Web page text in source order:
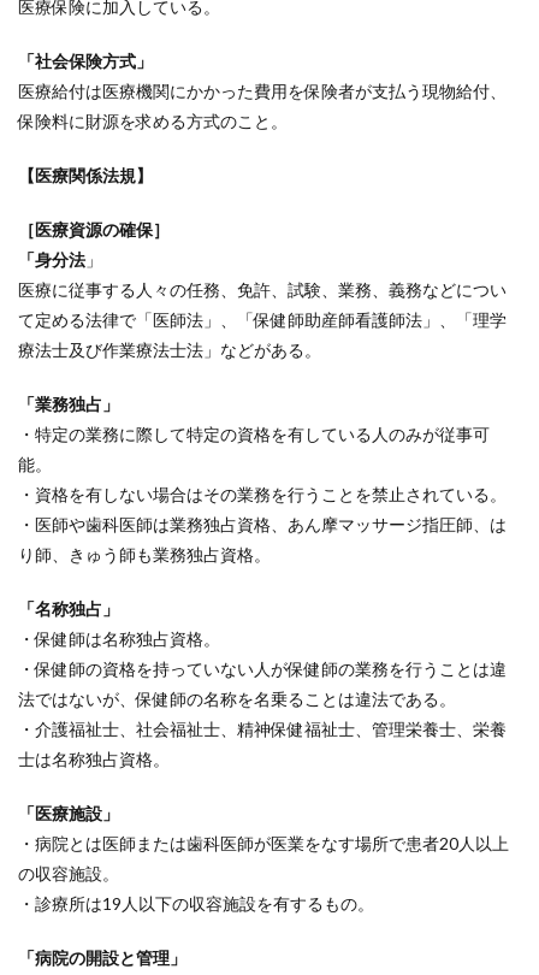
医療保険に加入している。
「社会保険方式」
医療給付は医療機関にかかった費用を保険者が支払う現物給付、
保険料に財源を求める方式のこと。
【医療関係法規】
［医療資源の確保］
「身分法 」
医療に従事する人々の任務、免許、試験、業務、義務などについ
て定める法律で「医師法」、「保健師助産師看護師法」、「理学
療法士及び作業療法士法」などがある。
「業務独占」
・特定の業務に際して特定の資格を有している人のみが従事可
能。
・資格を有しない場合はその業務を行うことを禁止されている。
・医師や歯科医師は業務独占資格、あん摩マッサージ指圧師、は
り師、きゅう師も業務独占資格。
「名称独占」
・保健師は名称独占資格。
・保健師の資格を持っていない人が保健師の業務を行うことは違
法ではないが、保健師の名称を名乗ることは違法である。
・介護福祉士、社会福祉士、精神保健福祉士、管理栄養士、栄養
士は名称独占資格。
「医療施設」
・病院とは医師または歯科医師が医業をなす場所で患者20人以上
の収容施設。
・診療所は19人以下の収容施設を有するもの。
「病院の開設と管理」